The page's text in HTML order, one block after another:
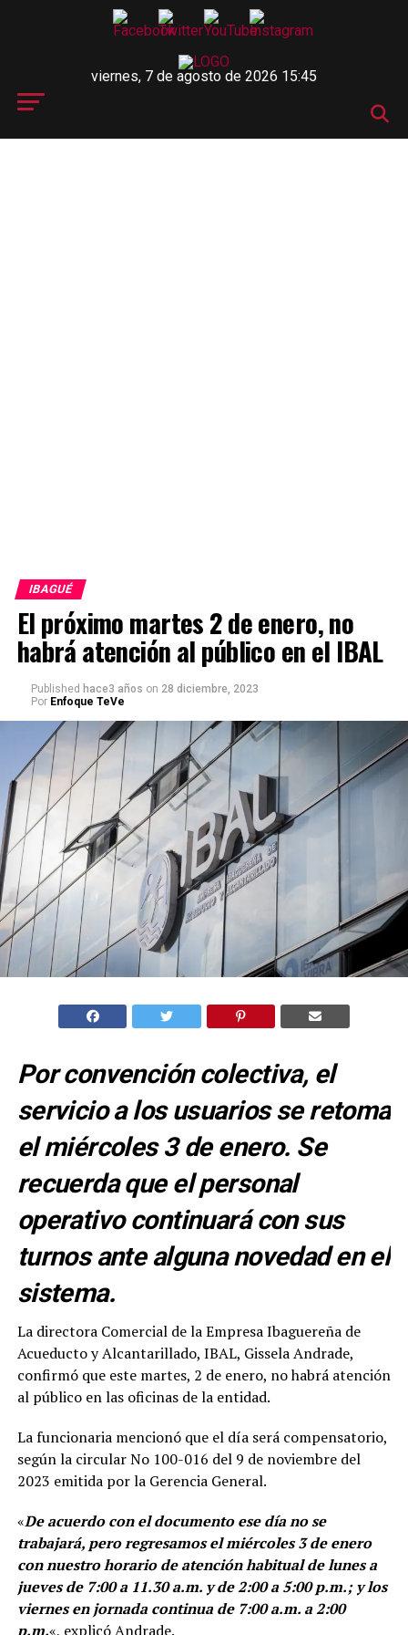
viernes, 7 de agosto de 2026 15:45
IBAGUÉ
El próximo martes 2 de enero, no
habrá atención al público en el IBAL
Published hace3 años on 28 diciembre, 2023
Por Enfoque TeVe
Por convención colectiva, el
servicio a los usuarios se retoma
el miércoles 3 de enero. Se
recuerda que el personal
operativo continuará con sus
turnos ante alguna novedad en el
sistema.
La directora Comercial de la Empresa Ibaguereña de
Acueducto y Alcantarillado, IBAL, Gissela Andrade,
confirmó que este martes, 2 de enero, no habrá atención
al público en las oficinas de la entidad.
La funcionaria mencionó que el día será compensatorio,
según la circular No 100-016 del 9 de noviembre del
2023 emitida por la Gerencia General.
«De acuerdo con el documento ese día no se
trabajará, pero regresamos el miércoles 3 de enero
con nuestro horario de atención habitual de lunes a
jueves de 7:00 a 11.30 a.m. y de 2:00 a 5:00 p.m.; y los
viernes en jornada continua de 7:00 a.m. a 2:00
p.m.«, explicó Andrade.